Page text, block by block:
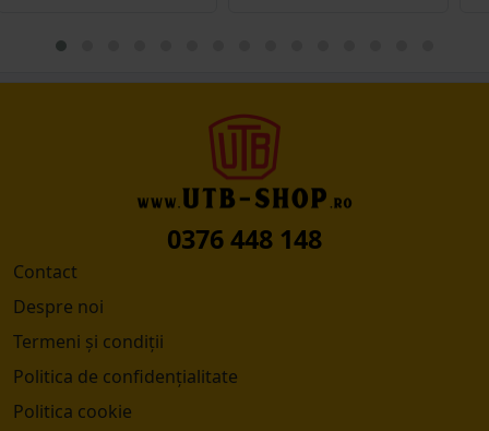
0376 448 148
Contact
Despre noi
Termeni și condiții
Politica de confidențialitate
Politica cookie